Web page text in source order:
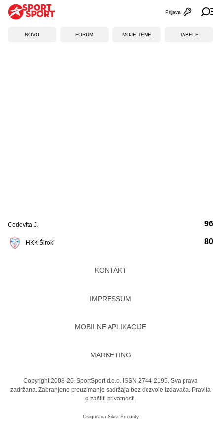
Otvori
Prijava
NOVO FORUM MOJE TEME TABELE
Cedevita J.
HKK Široki
96
80
KONTAKT
IMPRESSUM
MOBILNE APLIKACIJE
MARKETING
Copyright 2008-26. SportSport d.o.o. ISSN 2744-2195. Sva prava
zadržana. Zabranjeno preuzimanje sadržaja bez dozvole izdavača. Pravila
o zaštiti privatnosti.
Osigurava Sikra Security